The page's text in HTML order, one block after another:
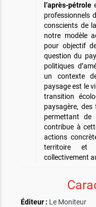
l’après-pétrole
professionnels
conscients de
notre modèle
pour objectif
question du
politiques
un contexte
paysage est le
transition
paysagère,
permettant de
contribue à
actions
territoire et
collectivement
Éditeur : Le Moniteur